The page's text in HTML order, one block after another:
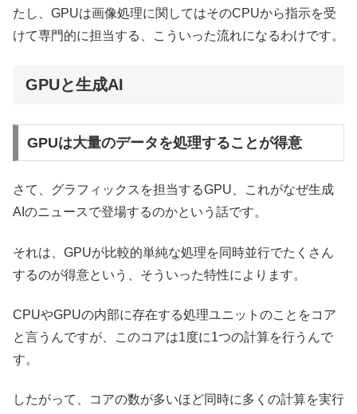
たし、GPUは画像処理に関してはそのCPUから指示を受
けて専門的に担当する、こういった流れになるわけです。
GPUと生成AI
GPUは大量のデータを処理することが得意
さて、グラフィックスを担当するGPU、これがなぜ生成
AIのニュースで登場するのかという話です。
それは、GPUが比較的単純な処理を同時並行でたくさん
するのが得意という、そういった特性によります。
CPUやGPUの内部に存在する処理ユニットのことをコア
と言うんですが、このコアは1度に1つの計算を行うんで
す。
したがって、コアの数が多いほど同時に多くの計算を実行